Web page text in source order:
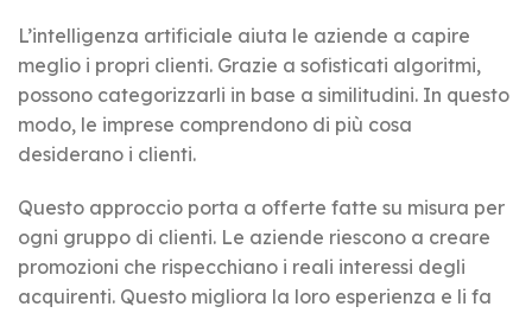
L’intelligenza artificiale aiuta le aziende a capire
meglio i propri clienti. Grazie a sofisticati algoritmi,
possono categorizzarli in base a similitudini. In questo
modo, le imprese comprendono di più cosa
desiderano i clienti.
Questo approccio porta a offerte fatte su misura per
ogni gruppo di clienti. Le aziende riescono a creare
promozioni che rispecchiano i reali interessi degli
acquirenti. Questo migliora la loro esperienza e li fa